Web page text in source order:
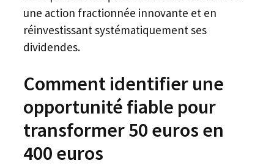
une action fractionnée innovante et en
réinvestissant systématiquement ses
dividendes.
Comment identifier une
opportunité fiable pour
transformer 50 euros en
400 euros